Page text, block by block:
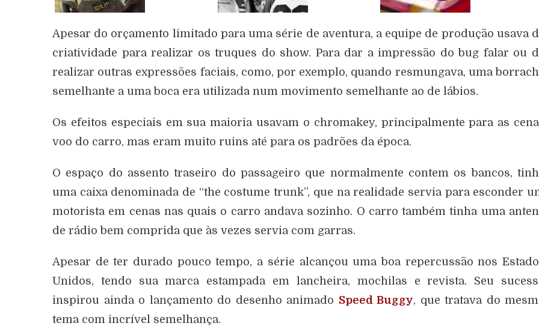
Apesar do orçamento limitado para uma série de aventura, a equipe de produção usava
criatividade para realizar os truques do show. Para dar a impressão do bug falar ou
realizar outras expressões faciais, como, por exemplo, quando resmungava, uma
semelhante a uma boca era utilizada num movimento semelhante ao de lábios.
Os efeitos especiais em sua maioria usavam o chromakey, principalmente para as
voo do carro, mas eram muito ruins até para os padrões da época.
O espaço do assento traseiro do passageiro que normalmente contem os bancos,
uma caixa denominada de “the costume trunk”, que na realidade servia para esconder
motorista em cenas nas quais o carro andava sozinho. O carro também tinha uma
de rádio bem comprida que às vezes servia com garras.
Apesar de ter durado pouco tempo, a série alcançou uma boa repercussão nos
Unidos, tendo sua marca estampada em lancheira, mochilas e revista. Seu
inspirou ainda o lançamento do desenho animado Speed Buggy, que tratava do
tema com incrível semelhança.